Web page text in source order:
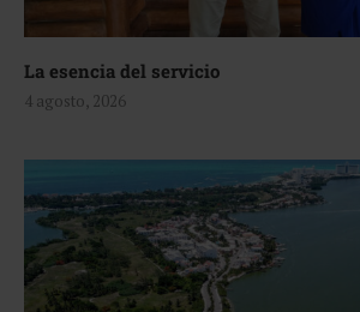
La esencia del servicio
4 agosto, 2026